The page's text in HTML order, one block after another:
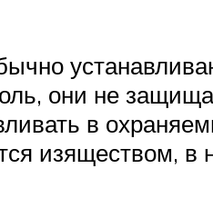
они не
в
изяществом, в